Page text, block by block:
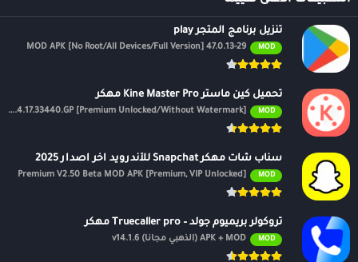
تنزيل برنامج المتجر play
MOD
47.0.13-29 MOD APK [No Root/All Devices/Full Version]
تحميل كين ماستر Kine Master Pro مهكر
MOD
APK v7.4.17.33440.GP [Premium Unlocked/Without Watermark]
سناب شات مهكر Snapchat للأندرويد اخر اصدار 2025
MOD
Premium V2.50 Beta MOD APK [Premium, VIP Unlocked]
تروكولر بريميوم جولد – Truecaller pro مهكر
MOD APK + MOD (الذهبي مجانًا) v14.1.6